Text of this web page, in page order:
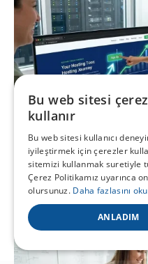
One-Page (Tek
Hikaye
4
Bu web sitesi
kullanır
Bu web sitesi kullanıcı
iyileştirmek için çerezler
sitemizi kullanmak suretiyle
Çerez Politikamız uyarınca
olursunuz. Daha fazlasını oku
ANLADIM